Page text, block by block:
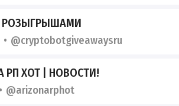
РОЗЫГРЫШАМИ
@cryptobotgiveawaysru
РП ХОТ | НОВОСТИ!
@arizonarphot